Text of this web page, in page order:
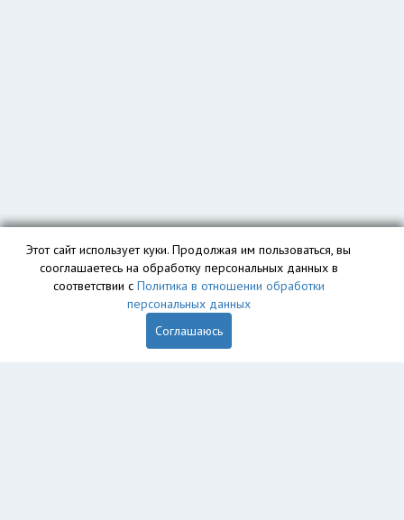
Этот сайт использует куки. Продолжая им пользоваться, вы
сооглашаетесь на обработку персональных данных в
соответствии с Политика в отношении обработки
персональных данных
Соглашаюсь